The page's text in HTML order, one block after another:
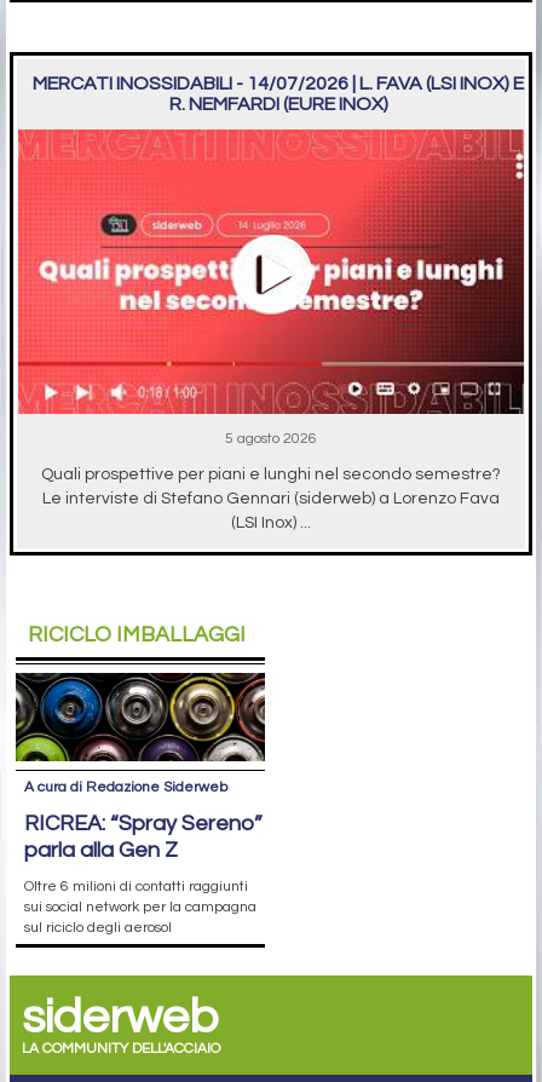
MERCATI INOSSIDABILI - 14/07/2026 | L. FAVA (LSI INOX) E
R. NEMFARDI (EURE INOX)
5 agosto 2026
Quali prospettive per piani e lunghi nel secondo semestre?
Le interviste di Stefano Gennari (siderweb) a Lorenzo Fava
(LSI Inox) ...
RICICLO IMBALLAGGI
A cura di Redazione Siderweb
RICREA: “Spray Sereno”
parla alla Gen Z
Oltre 6 milioni di contatti raggiunti
sui social network per la campagna
sul riciclo degli aerosol
siderweb
LA COMMUNITY DELL'ACCIAIO